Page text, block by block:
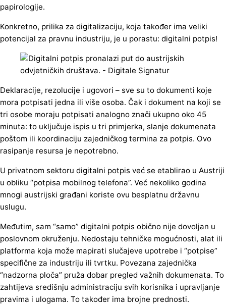
papirologije.
Konkretno, prilika za digitalizaciju, koja također ima veliki
potencijal za pravnu industriju, je u porastu: digitalni potpis!
Deklaracije, rezolucije i ugovori – sve su to dokumenti koje
mora potpisati jedna ili više osoba. Čak i dokument na koji se
tri osobe moraju potpisati analogno znači ukupno oko 45
minuta: to uključuje ispis u tri primjerka, slanje dokumenata
poštom ili koordinaciju zajedničkog termina za potpis. Ovo
rasipanje resursa je nepotrebno.
U privatnom sektoru digitalni potpis već se etablirao u Austriji
u obliku “potpisa mobilnog telefona”. Već nekoliko godina
mnogi austrijski građani koriste ovu besplatnu državnu
uslugu.
Međutim, sam “samo” digitalni potpis obično nije dovoljan u
poslovnom okruženju. Nedostaju tehničke mogućnosti, alat ili
platforma koja može mapirati slučajeve upotrebe i “potpise”
specifične za industriju ili tvrtku. Povezana zajednička
“nadzorna ploča” pruža dobar pregled važnih dokumenata. To
zahtijeva središnju administraciju svih korisnika i upravljanje
pravima i ulogama. To također ima brojne prednosti.